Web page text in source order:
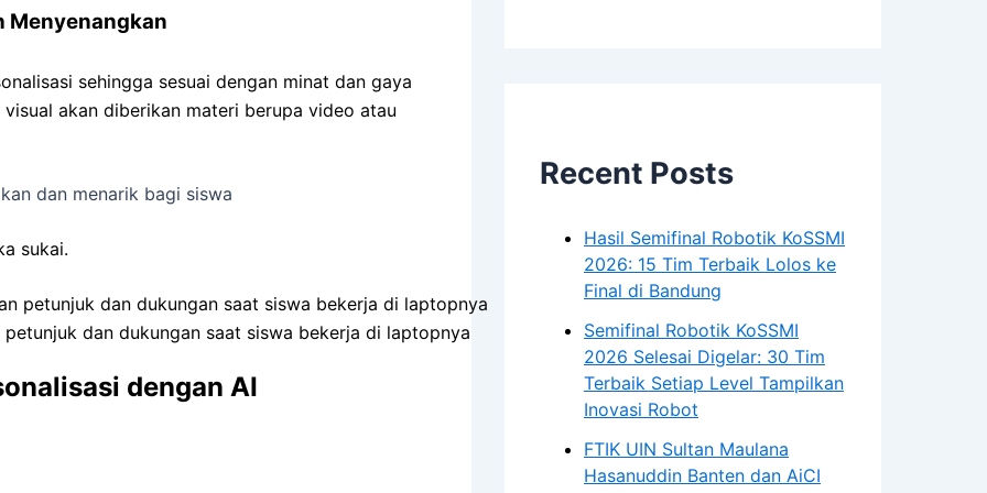
Menyenangkan
sehingga sesuai dengan minat dan gaya
akan diberikan materi berupa video atau
dan menarik bagi siswa
sukai.
dan dukungan saat siswa bekerja di laptopnya
dengan AI
Recent Posts
Hasil Semifinal Robotik KoSSMI
2026: 15 Tim Terbaik Lolos ke
Final di Bandung
Semifinal Robotik KoSSMI
2026 Selesai Digelar: 30 Tim
Terbaik Setiap Level Tampilkan
Inovasi Robot
FTIK UIN Sultan Maulana
Hasanuddin Banten dan AiCI